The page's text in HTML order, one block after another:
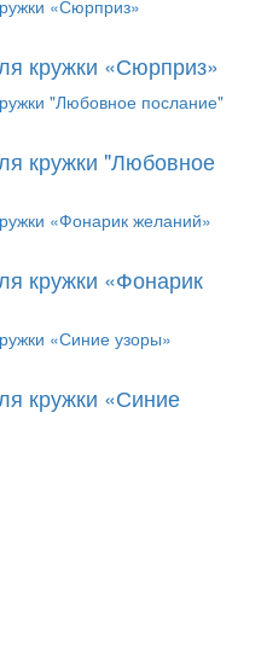
кружки «Сюрприз»
кружки "Любовное
кружки «Фонарик
кружки «Синие